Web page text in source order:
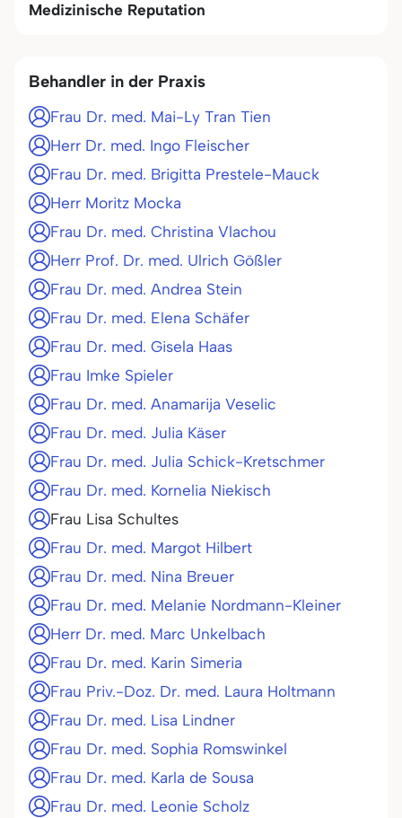
Medizinische Reputation
Behandler in der Praxis
Frau Dr. med. Mai-Ly Tran Tien
Herr Dr. med. Ingo Fleischer
Frau Dr. med. Brigitta Prestele-Mauck
Herr Moritz Mocka
Frau Dr. med. Christina Vlachou
Herr Prof. Dr. med. Ulrich Gößler
Frau Dr. med. Andrea Stein
Frau Dr. med. Elena Schäfer
Frau Dr. med. Gisela Haas
Frau Imke Spieler
Frau Dr. med. Anamarija Veselic
Frau Dr. med. Julia Käser
Frau Dr. med. Julia Schick-Kretschmer
Frau Dr. med. Kornelia Niekisch
Frau Lisa Schultes
Frau Dr. med. Margot Hilbert
Frau Dr. med. Nina Breuer
Frau Dr. med. Melanie Nordmann-Kleiner
Herr Dr. med. Marc Unkelbach
Frau Dr. med. Karin Simeria
Frau Priv.-Doz. Dr. med. Laura Holtmann
Frau Dr. med. Lisa Lindner
Frau Dr. med. Sophia Romswinkel
Frau Dr. med. Karla de Sousa
Frau Dr. med. Leonie Scholz